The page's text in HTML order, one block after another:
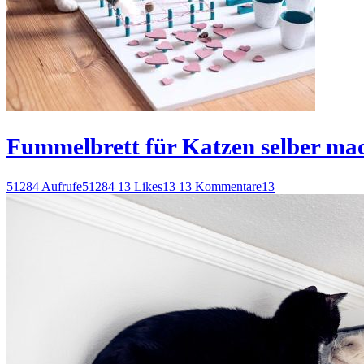
Fummelbrett für Katzen selber
51284 Aufrufe51284 13 Likes13 13 Kommentare13